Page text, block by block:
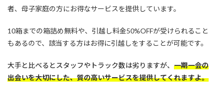
者、母子家庭の方にお得なサービスを提供しています。
10箱までの箱詰め無料や、引越し料金50%OFFが受けられること
もあるので、該当する方はお得に引越しをすることが可能です。
大手と比べるとスタッフやトラック数は劣りますが、 一期一会の
出会いを大切にした、質の高いサービスを提供してくれますよ。